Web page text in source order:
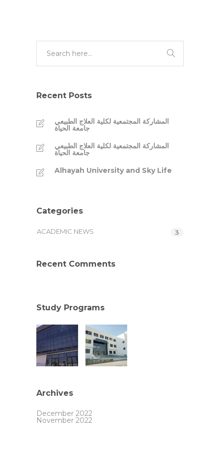
Recent Posts
المشاركة المجتمعية لكلية العلاج الطبيعي
جامعة الحياة
المشاركة المجتمعية لكلية العلاج الطبيعي
جامعة الحياة
Alhayah University and Sky Life
Categories
ACADEMIC NEWS 3
Recent Comments
Study Programs
Archives
December 2022
November 2022